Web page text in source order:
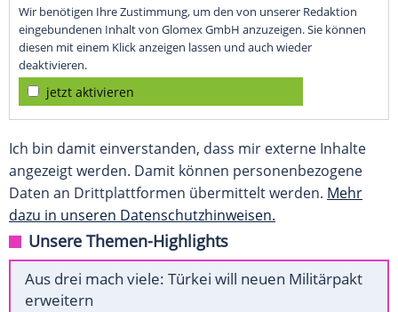
Wir benötigen Ihre Zustimmung, um den von unserer Redaktion
eingebundenen Inhalt von Glomex GmbH anzuzeigen. Sie können
diesen mit einem Klick anzeigen lassen und auch wieder
deaktivieren.
jetzt aktivieren
Ich bin damit einverstanden, dass mir externe Inhalte
angezeigt werden. Damit können personenbezogene
Daten an Drittplattformen übermittelt werden. Mehr
dazu in unseren Datenschutzhinweisen.
Unsere Themen-Highlights
Aus drei mach viele: Türkei will neuen Militärpakt
erweitern